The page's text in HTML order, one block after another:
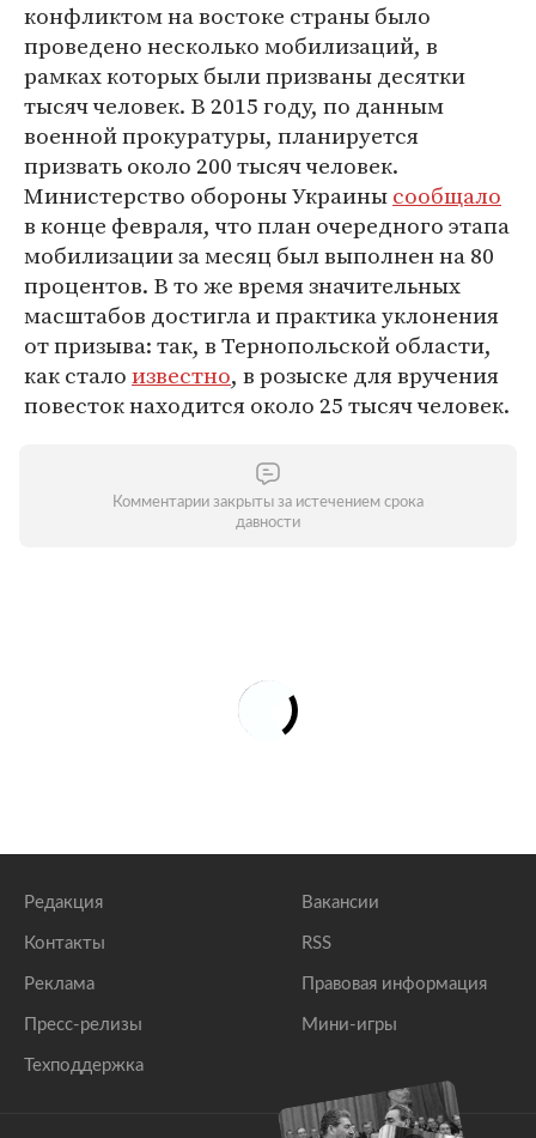
конфликтом на востоке страны было
проведено несколько мобилизаций, в
рамках которых были призваны десятки
тысяч человек. В 2015 году, по данным
военной прокуратуры, планируется
призвать около 200 тысяч человек.
Министерство обороны Украинысообщало
в конце февраля, что план очередного этапа
мобилизации за месяц был выполнен на 80
процентов. В то же время значительных
масштабов достигла и практика уклонения
от призыва: так, в Тернопольской области,
как сталоизвестно, в розыске для вручения
повесток находится около 25 тысяч человек.
Комментарии закрыты за истечением срока
давности
Редакция
Контакты
Реклама
Пресс-релизы
Техподдержка
Вакансии
RSS
Правовая информация
Мини-игры